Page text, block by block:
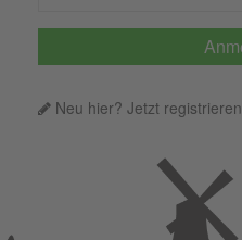
Neu hier? Jetzt registrieren